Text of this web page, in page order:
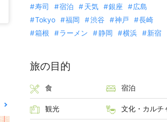
寿司
宿泊 天気 銀座
広島
Tokyo
福岡 渋谷 神戸
長崎
箱根
ラーメン 静岡 横浜 新宿
旅の目的
食 宿泊
観光 文化・カルチ